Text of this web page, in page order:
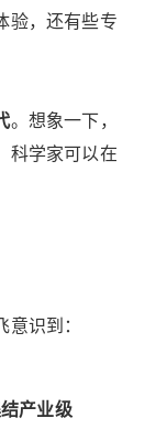
验，还有些专
。想象一下，
科学家可以在
识到：
产业级